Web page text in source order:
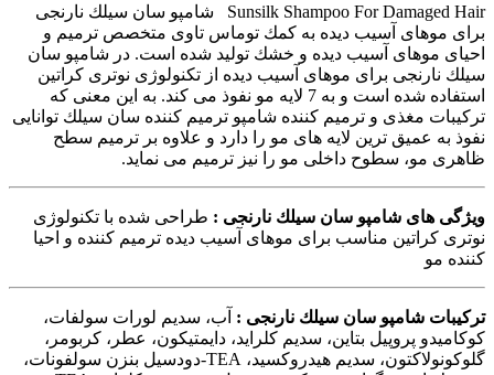
Sunsilk Shampoo For Damaged Hair شامپو سان سیلك نارنجی
برای موهای آسیب دیده به كمك توماس تاوی متخصص ترمیم و
احیای موهای آسیب دیده و خشك تولید شده است. در شامپو سان
سیلك نارنجی برای موهای آسیب دیده از تكنولوژی نوتری كراتین
استفاده شده است و به 7 لایه مو نفوذ می كند. به این معنی كه
تركیبات مغذی و ترمیم كننده شامپو ترمیم كننده سان سیلك توانایی
نفوذ به عمیق ترین لایه های مو را دارد و علاوه بر ترمیم سطح
ظاهری مو، سطوح داخلی مو را نیز ترمیم می نماید.
ویژگی های شامپو سان سیلك نارنجی : طراحی شده با تكنولوژی
نوتری كراتین مناسب برای موهای آسیب دیده ترمیم كننده و احیا
كننده مو
تركیبات شامپو سان سیلك نارنجی : آب، سدیم لورات سولفات،
كوكامیدو پروپیل بتاین، سدیم كلراید، دایمتیكون، عطر، كربومر،
گلوكونولاكتون، سدیم هیدروكسید، TEA-دودسیل بنزن سولفونات،